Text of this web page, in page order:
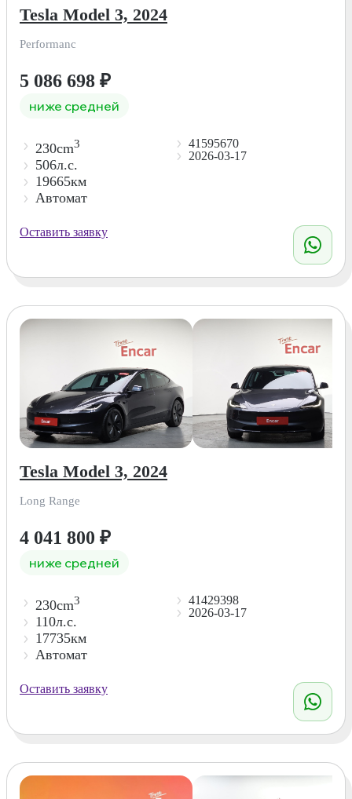
Tesla Model 3, 2024
Performanc
5 086 698 ₽
ниже средней
230cm3
506л.с.
19665км
Автомат
41595670
2026-03-17
Оставить заявку
Tesla Model 3, 2024
Long Range
4 041 800 ₽
ниже средней
230cm3
110л.с.
17735км
Автомат
41429398
2026-03-17
Оставить заявку